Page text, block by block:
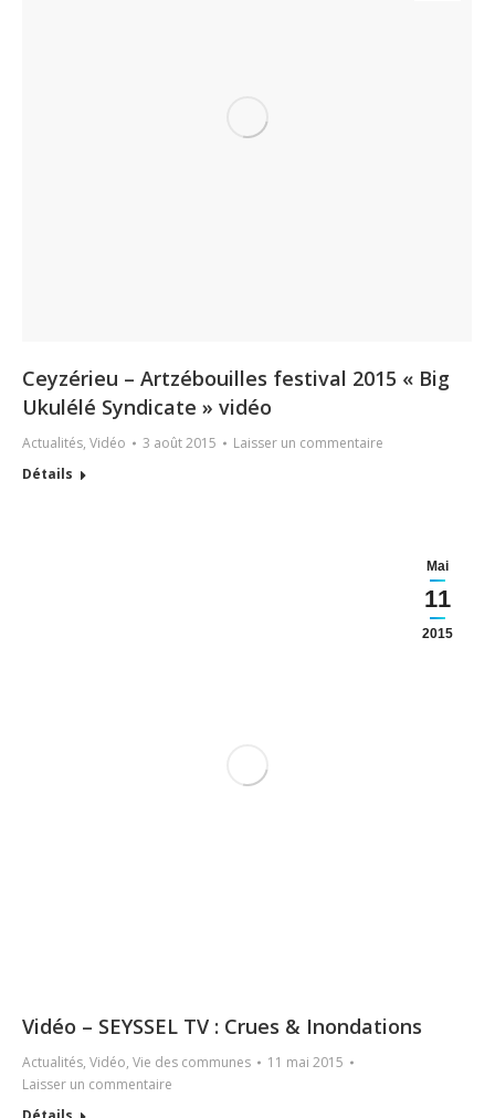
Ceyzérieu – Artzébouilles festival 2015 « Big
Ukulélé Syndicate » vidéo
Actualités, Vidéo 3 août 2015
Laisser un commentaire
Détails
Mai
11
2015
Vidéo – SEYSSEL TV : Crues & Inondations
Actualités, Vidéo, Vie des communes
11 mai 2015
Laisser un commentaire